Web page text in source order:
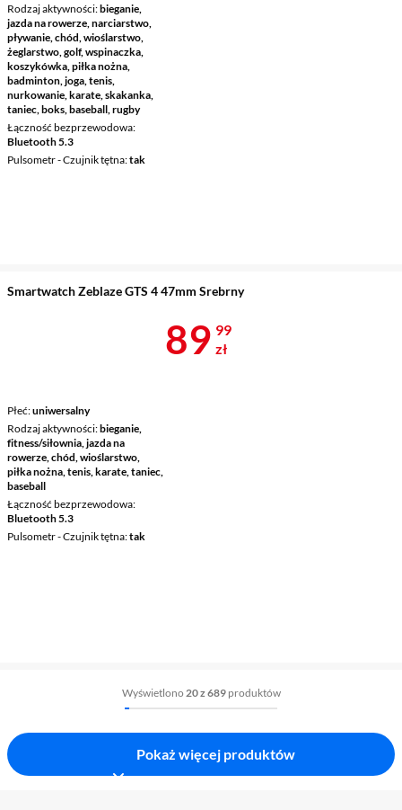
Rodzaj aktywności bieganie,
jazda na rowerze, narciarstwo,
pływanie, chód, wioślarstwo,
żeglarstwo, golf, wspinaczka,
koszykówka, piłka nożna,
badminton, joga, tenis,
nurkowanie, karate, skakanka,
taniec, boks, baseball, rugby
Łączność bezprzewodowa
Bluetooth 5.3
Pulsometr - Czujnik tętna tak
Smartwatch Zeblaze GTS 4 47mm Srebrny
Płeć uniwersalny
Rodzaj aktywności bieganie,
fitness/siłownia, jazda na
rowerze, chód, wioślarstwo,
piłka nożna, tenis, karate, taniec,
baseball
Łączność bezprzewodowa
Bluetooth 5.3
Pulsometr - Czujnik tętna tak
Cena 89,99
89 99
zł
Wyświetlono 20 z 689 produktów
Pokaż więcej produktów